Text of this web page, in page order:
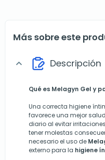
Más sobre este
expand_more Descripción
Qué es Melagyn Gel y
Una correcta higiene
favorece una mejor
diario al evitar
tener molestas
necesario el uso de
externo para la higiene